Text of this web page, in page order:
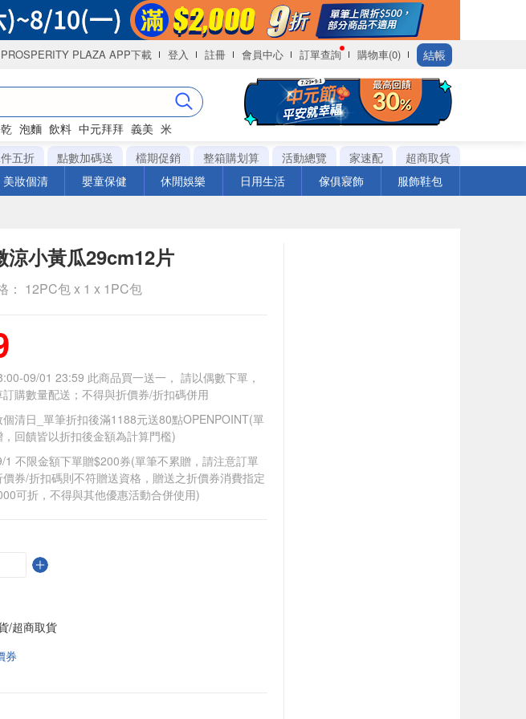
PROSPERITY PLAZA APP下載 登入 註冊 會員中心 訂單查詢 購物車(0) 結帳
泡麵 飲料 中元拜拜 義美 米
五折 點數加碼送 檔期促銷 整箱購划算 活動總覽 家速配
超商取貨
美妝個清 嬰童保健 休閒娛樂 日用生活 傢俱寢飾 服飾鞋包
涼小黃瓜29cm12片
： 12PC包 x 1 x 1PC包
09/01 23:59 此商品買一送一， 請以偶數下單，
購數量配送；不得與折價券/折扣碼併用
個清日_單筆折扣後滿1188元送80點OPENPOINT(單
，回饋皆以折扣後金額為計算門檻)
1 不限金額下單贈$200券(單筆不累贈，請注意訂單
券/折扣碼則不符贈送資格，贈送之折價券消費指定
可折，不得與其他優惠活動合併使用)
/超商取貨
券